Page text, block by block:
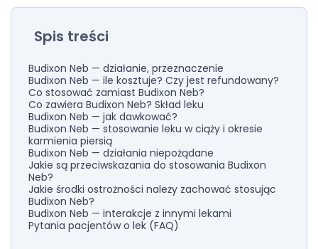
Spis treści
Budixon Neb — działanie, przeznaczenie
Budixon Neb — ile kosztuje? Czy jest refundowany?
Co stosować zamiast Budixon Neb?
Co zawiera Budixon Neb? Skład leku
Budixon Neb — jak dawkować?
Budixon Neb — stosowanie leku w ciąży i okresie
karmienia piersią
Budixon Neb — działania niepożądane
Jakie są przeciwskazania do stosowania Budixon
Neb?
Jakie środki ostrożności należy zachować stosując
Budixon Neb?
Budixon Neb — interakcje z innymi lekami
Pytania pacjentów o lek (FAQ)